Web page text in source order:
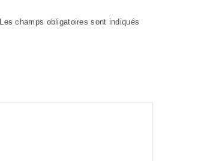
Les champs obligatoires sont indiqués